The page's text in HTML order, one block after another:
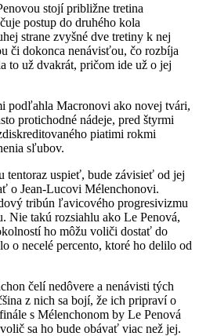
stojí približne tretina
postup do druhého kola
strane zvyšné dve tretiny k nej
či dokonca nenávisťou, čo rozbíja
to už dvakrát, pričom ide už o jej
podľahla Macronovi ako novej tvári,
protichodné nádeje, pred štyrmi
piatimi rokmi
sľubov.
tentoraz uspieť, bude závisieť od jej
o Jean-Lucovi Mélenchonovi.
tribún ľavicového progresivizmu
Nie takú rozsiahlu ako Le Penová,
ho môžu voliči dostať do
o necelé percento, ktoré ho delilo od
čelí nedôvere a nenávisti tých
z nich sa bojí, že ich pripraví o
s Mélenchonom by Le Penová
sa ho bude obávať viac než jej.